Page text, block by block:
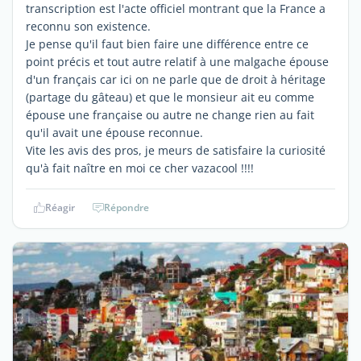
transcription est l'acte officiel montrant que la France a
reconnu son existence.
Je pense qu'il faut bien faire une différence entre ce
point précis et tout autre relatif à une malgache épouse
d'un français car ici on ne parle que de droit à héritage
(partage du gâteau) et que le monsieur ait eu comme
épouse une française ou autre ne change rien au fait
qu'il avait une épouse reconnue.
Vite les avis des pros, je meurs de satisfaire la curiosité
qu'à fait naître en moi ce cher vazacool !!!!
Réagir Répondre